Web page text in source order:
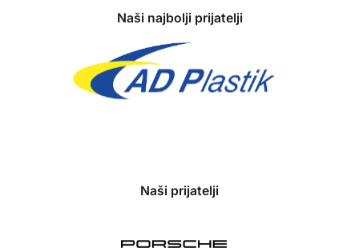
Naši najbolji prijatelji
Naši prijatelji